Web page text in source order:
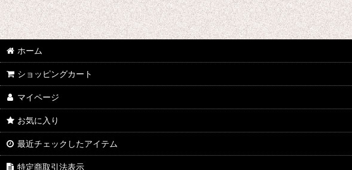
王様ランキング
イケメン革命 アリスと恋の魔法
イケメンヴァンパイア
A3!(エースリー)
俺を好きなのはお前だけかよ
ホーム
ショッピングカート
マイページ
お気に入り
最近チェックしたアイテム
特定商取引法表示